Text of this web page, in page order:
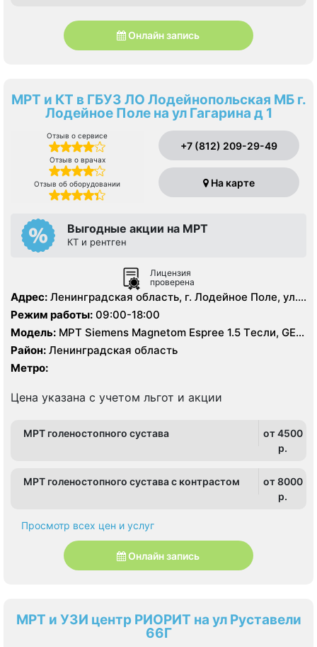
Онлайн запись
МРТ и КТ в ГБУЗ ЛО Лодейнопольская МБ г.
Лодейное Поле на ул Гагарина д 1
Отзыв о сервисе
Отзыв о врачах
Отзыв об оборудовании
+7 (812) 209-29-49
На карте
Выгодные акции на МРТ
КТ и рентген
Лицензия
проверена
Адрес: Ленинградская область, г. Лодейное Поле, ул.
Гагарина, д. 1
Режим работы: 09:00-18:00
Модель: МРТ Siemens Magnetom Espree 1.5 Tесли, GE
BrightSpeed 16 срезов, УЗИ аппарат, Рентген
Район: Ленинградская область
Метро:
Цена указана с учетом льгот и акции
МРТ голеностопного сустава
от 4500
p.
МРТ голеностопного сустава с контрастом
от 8000
p.
Просмотр всех цен и услуг
Онлайн запись
МРТ и УЗИ центр РИОРИТ на ул Руставели
66Г